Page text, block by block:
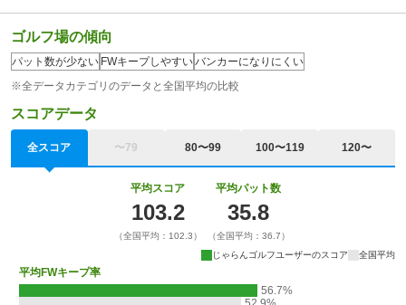
ゴルフ場の傾向
パット数が少ない FWキープしやすいバンカーになりにくい
※全データカテゴリのデータと全国平均の比較
スコアデータ
全スコア 〜79 80〜99 100〜119 120〜
平均スコア
103.2
（全国平均：102.3）
平均パット数
35.8
（全国平均：36.7）
じゃらんゴルフユーザーのスコア
全国平均
平均FWキープ率
56.7%